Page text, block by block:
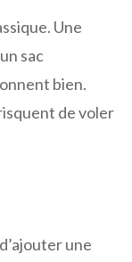
Une
sac
bien.
de voler
une